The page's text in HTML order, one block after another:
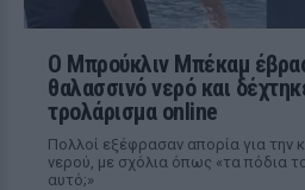
Ο Μπρούκλιν Μπέκαμ
θαλασσινό νερό και
τρολάρισμα online
Πολλοί εξέφρασαν απορία για την
νερού, με σχόλια όπως «τα πόδια
αυτό;»